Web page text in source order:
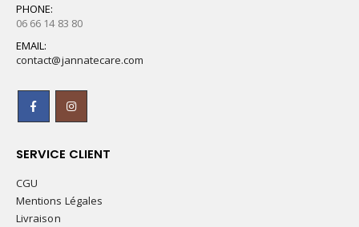
PHONE:
06 66 14 83 80
EMAIL:
contact@jannatecare.com
SERVICE CLIENT
CGU
Mentions Légales
Livraison